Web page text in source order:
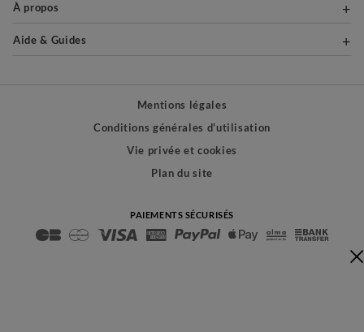
À propos
Aide & Guides
Mentions légales
Conditions générales d'utilisation
Vie privée et cookies
Plan du site
PAIEMENTS SÉCURISÉS